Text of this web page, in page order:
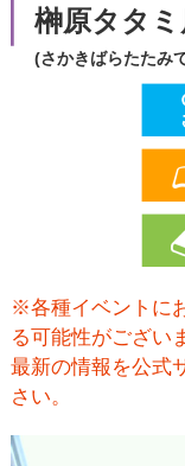
榊原タタ
(さかきばらたたみ
※各種イベントに
る可能性がござい
最新の情報を公式
さい。